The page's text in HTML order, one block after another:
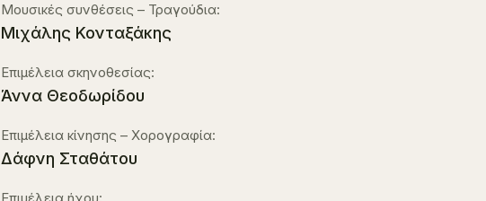
Μουσικές συνθέσεις – Τραγούδια:
Μιχάλης Κονταξάκης
Επιμέλεια σκηνοθεσίας:
Άννα Θεοδωρίδου
Επιμέλεια κίνησης – Χορογραφία:
Δάφνη Σταθάτου